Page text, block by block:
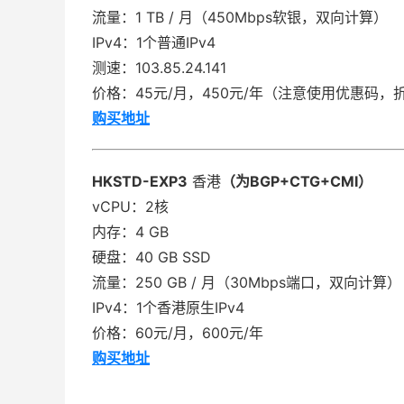
流量：1 TB / 月（450Mbps软银，双向计算）
IPv4：1个普通IPv4
测速：103.85.24.141
价格：45元/月，450元/年（注意使用优惠码，
购买地址
HKSTD-EXP3 香港 （为BGP+CTG+CMI）
vCPU：2核
内存：4 GB
硬盘：40 GB SSD
流量：250 GB / 月（30Mbps端口，双向计算）
IPv4：1个香港原生IPv4
价格：60元/月，600元/年
购买地址